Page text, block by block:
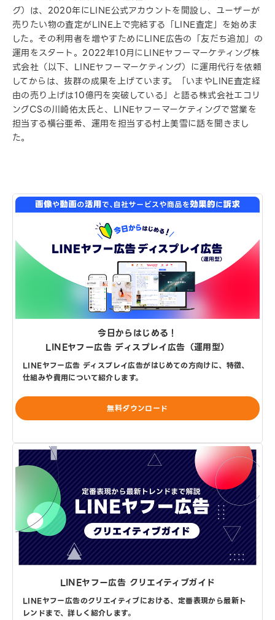
グ）は、2020年にLINE公式アカウントを開設し、ユーザーが
売りたい物の査定がLINE上で完結する「LINE査定」を始めま
した。その利用者を増やすためにLINE広告の「友だち追加」の
運用をスタート。2022年10月にLINEヤフーマーケティング株
式会社（以下、LINEヤフーマーケティング）に運用代行を依頼
してからは、抜群の成果を上げています。「いまやLINE査定経
由の売り上げは10億円を突破している」と語る株式会社エコリ
ングCSの川崎佑太氏と、LINEヤフーマーケティングで営業を
担当する横谷亜希、運用を担当する村上美雪に話を聞きまし
た。
今日からはじめる！
LINEヤフー広告 ディスプレイ広告（運用型）
LINEヤフー広告 ディスプレイ広告がはじめての方向けに、特徴、
仕組みや費用について紹介します。
無料ダウンロード
LINEヤフー広告 クリエイティブガイド
LINEヤフー広告のクリエイティブにおける、定番表現から最新ト
レンドまで、詳しく紹介します。